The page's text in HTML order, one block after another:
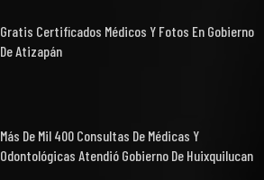
Gratis Certificados Médicos Y Fotos En Gobierno
De Atizapán
Más De Mil 400 Consultas De Médicas Y
Odontológicas Atendió Gobierno De Huixquilucan